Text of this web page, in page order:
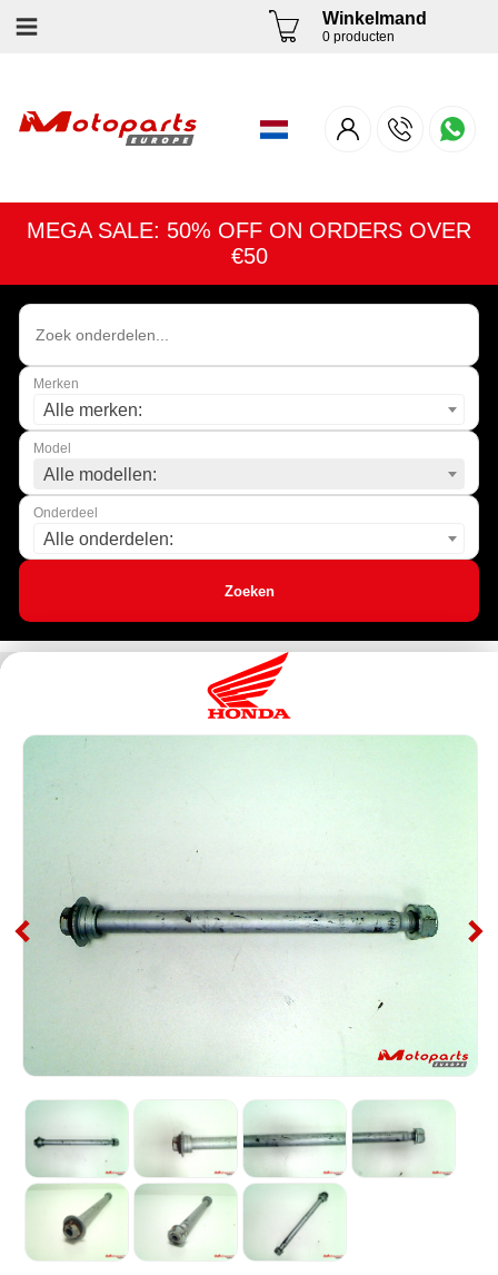
Winkelmand
0 producten
MEGA SALE: 50% OFF ON ORDERS OVER
€50
Merken
Alle merken:
Model
Alle modellen:
Onderdeel
Alle onderdelen:
Zoeken